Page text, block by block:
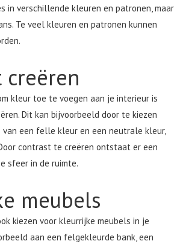
in verschillende kleuren en patronen, maar
Te veel kleuren en patronen kunnen
creëren
kleur toe te voegen aan je interieur is
Dit kan bijvoorbeeld door te kiezen
van een felle kleur en een neutrale kleur,
contrast te creëren ontstaat er een
sfeer in de ruimte.
meubels
kiezen voor kleurrijke meubels in je
aan een felgekleurde bank, een